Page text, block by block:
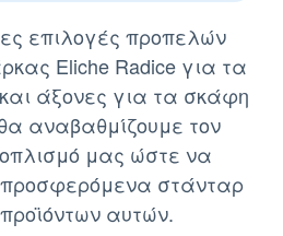
επιλογές προπελών
Eliche Radice για τα
άξονες για τα σκάφη
αναβαθμίζουμε τον
μας ώστε να
στάνταρ
αυτών.